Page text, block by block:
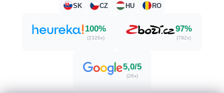
SK CZ HU RO
100%
(2326x)
97%
(792x)
5,0/5
(26x)